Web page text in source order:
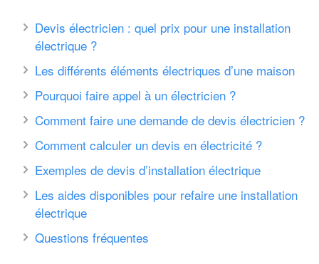
Devis électricien : quel prix pour une installation
électrique ?
Les différents éléments électriques d’une maison
Pourquoi faire appel à un électricien ?
Comment faire une demande de devis électricien ?
Comment calculer un devis en électricité ?
Exemples de devis d’installation électrique
Les aides disponibles pour refaire une installation
électrique
Questions fréquentes